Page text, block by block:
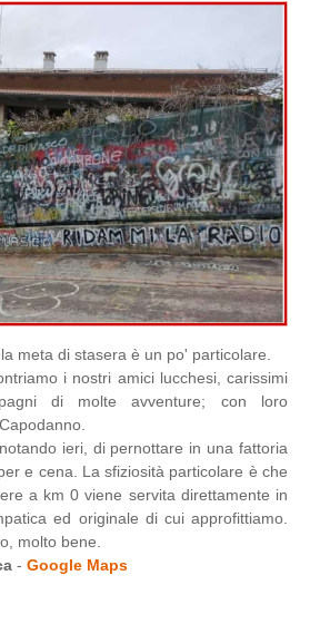
meta di stasera è un po' particolare.
i nostri amici lucchesi, carissimi
di molte avventure; con loro
ieri, di pernottare in una fattoria
e cena. La sfiziosità particolare è che
a km 0 viene servita direttamente in
ed originale di cui approfittiamo.
molto bene.
- Google Maps